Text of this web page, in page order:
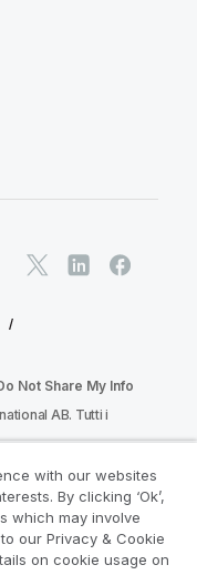
Not Share My Info
AB. Tutti i
with our websites
By clicking ‘Ok’,
which may involve
our Privacy & Cookie
on cookie usage on